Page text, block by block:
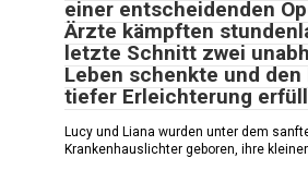
einer entscheidenden
Ärzte kämpften
letzte Schnitt zwei
Leben schenkte und den
tiefer Erleichterung
Lucy und Liana wurden unter dem
Krankenhauslichter geboren, ihre